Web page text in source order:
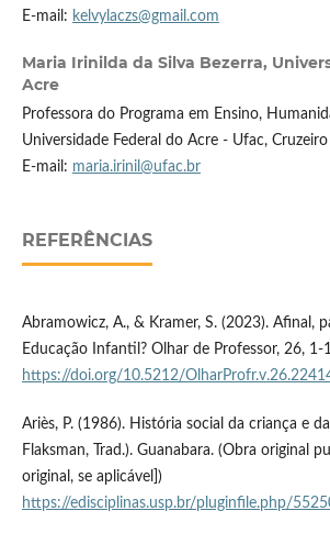
E-mail: kelvylaczs@gmail.com
Maria Irinilda da Silva Bezerra,
Acre
Professora do Programa em Ensino,
Universidade Federal do Acre - Ufac,
E-mail: maria.irinil@ufac.br
REFERÊNCIAS
Abramowicz, A., & Kramer, S. (2023). Afinal,
Educação Infantil? Olhar de Professor, 26, 1-
https://doi.org/10.5212/
Ariès, P. (1986). História social da criança e
Flaksman, Trad.). Guanabara. (Obra original
original, se aplicável])
https://edisciplinas.usp.br/pluginfile.php/